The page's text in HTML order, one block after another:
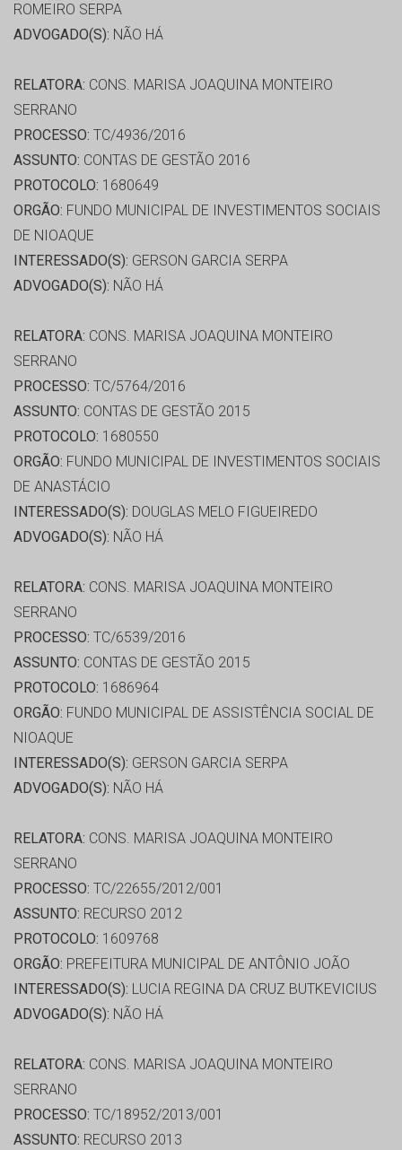
ROMEIRO SERPA
ADVOGADO(S): NÃO HÁ
RELATORA: CONS. MARISA JOAQUINA MONTEIRO
SERRANO
PROCESSO: TC/4936/2016
ASSUNTO: CONTAS DE GESTÃO 2016
PROTOCOLO: 1680649
ORGÃO: FUNDO MUNICIPAL DE INVESTIMENTOS SOCIAIS
DE NIOAQUE
INTERESSADO(S): GERSON GARCIA SERPA
ADVOGADO(S): NÃO HÁ
RELATORA: CONS. MARISA JOAQUINA MONTEIRO
SERRANO
PROCESSO: TC/5764/2016
ASSUNTO: CONTAS DE GESTÃO 2015
PROTOCOLO: 1680550
ORGÃO: FUNDO MUNICIPAL DE INVESTIMENTOS SOCIAIS
DE ANASTÁCIO
INTERESSADO(S): DOUGLAS MELO FIGUEIREDO
ADVOGADO(S): NÃO HÁ
RELATORA: CONS. MARISA JOAQUINA MONTEIRO
SERRANO
PROCESSO: TC/6539/2016
ASSUNTO: CONTAS DE GESTÃO 2015
PROTOCOLO: 1686964
ORGÃO: FUNDO MUNICIPAL DE ASSISTÊNCIA SOCIAL DE
NIOAQUE
INTERESSADO(S): GERSON GARCIA SERPA
ADVOGADO(S): NÃO HÁ
RELATORA: CONS. MARISA JOAQUINA MONTEIRO
SERRANO
PROCESSO: TC/22655/2012/001
ASSUNTO: RECURSO 2012
PROTOCOLO: 1609768
ORGÃO: PREFEITURA MUNICIPAL DE ANTÔNIO JOÃO
INTERESSADO(S): LUCIA REGINA DA CRUZ BUTKEVICIUS
ADVOGADO(S): NÃO HÁ
RELATORA: CONS. MARISA JOAQUINA MONTEIRO
SERRANO
PROCESSO: TC/18952/2013/001
ASSUNTO: RECURSO 2013